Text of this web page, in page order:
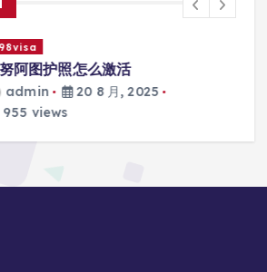
阿图护照怎么激活
admin
20 8 月, 2025
views